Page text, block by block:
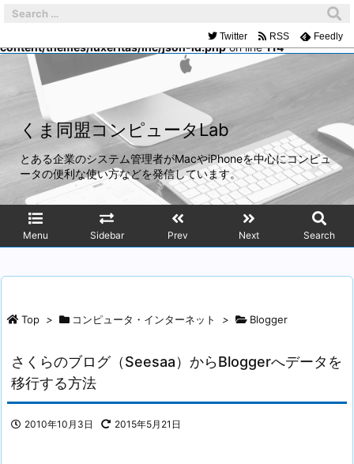
Warning: Trying to access array offset on false in
/home/mach/kumadoumei.net/public_html/wp-
content/themes/luxeritas/inc/json-ld.phpon line114
くま同盟コンピュータLab
とある企業のシステム管理者がMacやiPhoneを中心にコンピュ
ータの便利な使い方などを発信しています。
Menu Sidebar Prev Next Search
Twitter RSS Feedly
Top > コンピュータ・インターネット > Blogger
さくらのブログ（Seesaa）からBloggerへデータを
移行する方法
2010年10月3日 2015年5月21日